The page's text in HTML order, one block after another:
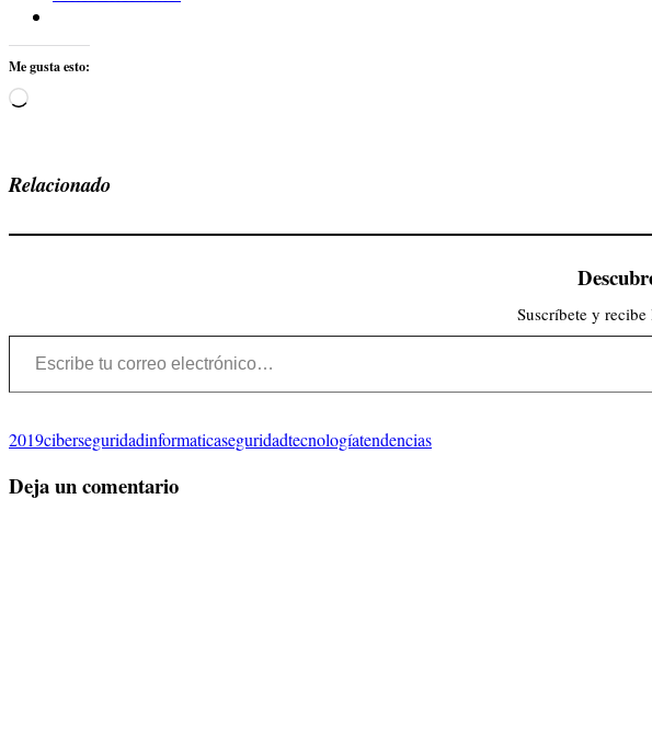
Me gusta esto:
Cargando...
Relacionado
Suscríbete y
Escribe tu correo electrónico…
2019ciberseguridadinformaticaseguridadtecnologíatendencias
Deja un comentario